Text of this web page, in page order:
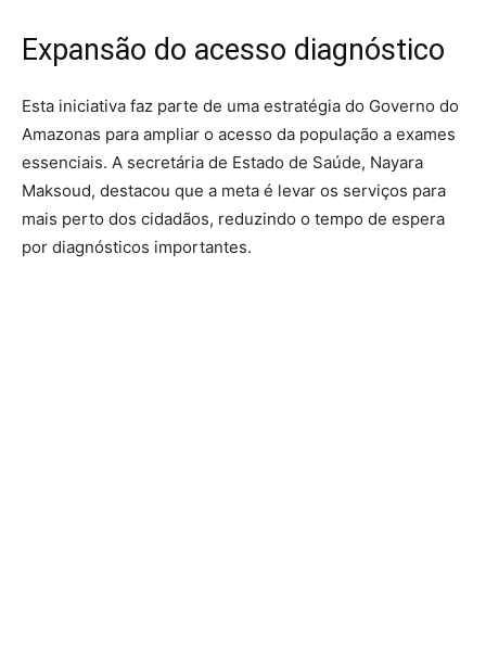
Expansão do acesso diagnóstico
Esta iniciativa faz parte de uma estratégia do Governo do
Amazonas para ampliar o acesso da população a exames
essenciais. A secretária de Estado de Saúde, Nayara
Maksoud, destacou que a meta é levar os serviços para
mais perto dos cidadãos, reduzindo o tempo de espera
por diagnósticos importantes.